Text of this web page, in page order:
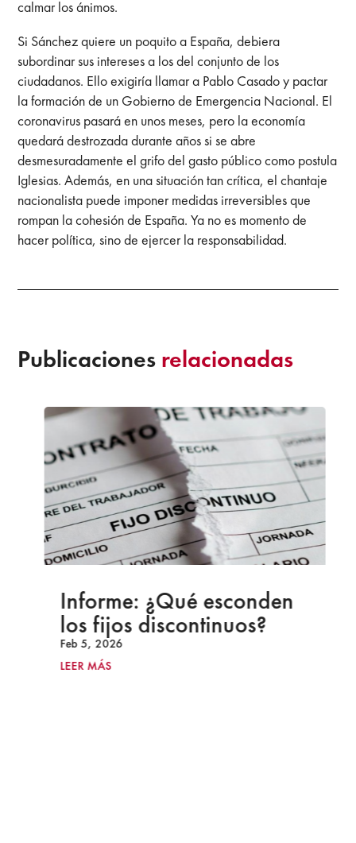
calmar los ánimos.
Si Sánchez quiere un poquito a España, debiera
subordinar sus intereses a los del conjunto de los
ciudadanos. Ello exigiría llamar a Pablo Casado y pactar
la formación de un Gobierno de Emergencia Nacional. El
coronavirus pasará en unos meses, pero la economía
quedará destrozada durante años si se abre
desmesuradamente el grifo del gasto público como postula
Iglesias. Además, en una situación tan crítica, el chantaje
nacionalista puede imponer medidas irreversibles que
rompan la cohesión de España. Ya no es momento de
hacer política, sino de ejercer la responsabilidad.
Publicaciones relacionadas
Informe: ¿Qué esconden
los fijos discontinuos?
Feb 5, 2026
LEER MÁS